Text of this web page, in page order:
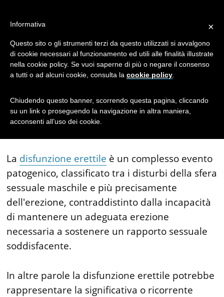
Disfunzione
Erettile: Cosa
Significa?
La disfunzione erettile è un complesso evento
patogenico, classificato tra i disturbi della sfera
sessuale maschile e più precisamente
dell'erezione, contraddistinto dalla incapacità
di mantenere un adeguata erezione
necessaria a sostenere un rapporto sessuale
soddisfacente.
In altre parole la disfunzione erettile potrebbe
rappresentare la significativa o ricorrente
×
Informativa
Questo sito o gli strumenti terzi da questo utilizzati si avvalgono
di cookie necessari al funzionamento ed utili alle finalità illustrate
nella cookie policy. Se vuoi saperne di più o negare il consenso
a tutti o ad alcuni cookie, consulta la cookie policy
Chiudendo questo banner, scorrendo questa pagina, cliccando
su un link o proseguendo la navigazione in altra maniera,
acconsenti all’uso dei cookie.